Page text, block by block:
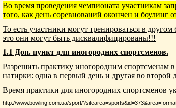
Во время проведения чемпионата участникам
того, как день соревнований окончен и боулинг
То есть участники могут тренироваться в
это они могут быть дисквалифицированы!!!
1.1 Доп. пункт для иногородних спортсменов.
Разрешить практику иногородним спортсменам
натирки: одна в первый день и другая во второй
Время практики для иногородних спортсменов
http://www.bowling.com.ua/sport/